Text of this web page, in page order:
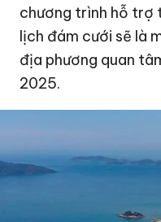
chương trình hỗ trợ
lịch đám cưới sẽ là
địa phương quan
2025.